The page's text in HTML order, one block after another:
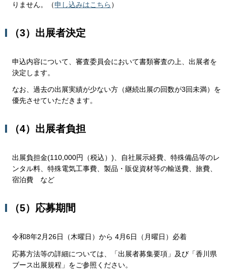
りません。（申し込みはこちら ）
（3）出展者決定
申込内容について、審査委員会において書類審査の上、出展者を
決定します。
なお、過去の出展実績が少ない方（継続出展の回数が3回未満）を
優先させていただきます。
（4）出展者負担
出展負担金(110,000円（税込）)、自社展示経費、特殊備品等のレ
ンタル料、特殊電気工事費、製品・販促資材等の輸送費、旅費、
宿泊費 など
（5）応募期間
令和8年2月26日（木曜日）から 4月6日（月曜日）必着
応募方法等の詳細については、「出展者募集要項」及び「香川県
ブース出展規程」をご参照ください。